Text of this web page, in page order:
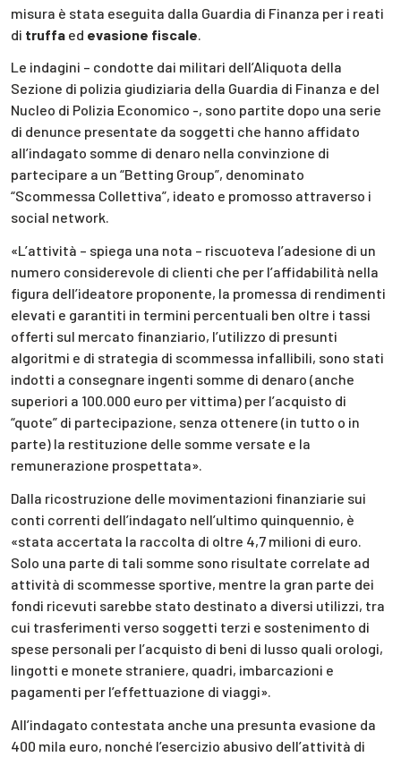
misura è stata eseguita dalla Guardia di Finanza per i reati
di truffa ed evasione fiscale
Le indagini – condotte dai militari dell’Aliquota della
Sezione di polizia giudiziaria della Guardia di Finanza e del
Nucleo di Polizia Economico -, sono partite dopo una serie
di denunce presentate da soggetti che hanno affidato
all’indagato somme di denaro nella convinzione di
partecipare a un “Betting Group”, denominato
“Scommessa Collettiva”, ideato e promosso attraverso i
social network.
«L’attività – spiega una nota – riscuoteva l’adesione di un
numero considerevole di clienti che per l’affidabilità nella
figura dell’ideatore proponente, la promessa di rendimenti
elevati e garantiti in termini percentuali ben oltre i tassi
offerti sul mercato finanziario, l’utilizzo di presunti
algoritmi e di strategia di scommessa infallibili, sono stati
indotti a consegnare ingenti somme di denaro (anche
superiori a 100.000 euro per vittima) per l’acquisto di
“quote” di partecipazione, senza ottenere (in tutto o in
parte) la restituzione delle somme versate e la
remunerazione prospettata».
Dalla ricostruzione delle movimentazioni finanziarie sui
conti correnti dell’indagato nell’ultimo quinquennio, è
«stata accertata la raccolta di oltre 4,7 milioni di euro.
Solo una parte di tali somme sono risultate correlate ad
attività di scommesse sportive, mentre la gran parte dei
fondi ricevuti sarebbe stato destinato a diversi utilizzi, tra
cui trasferimenti verso soggetti terzi e sostenimento di
spese personali per l’acquisto di beni di lusso quali orologi,
lingotti e monete straniere, quadri, imbarcazioni e
pagamenti per l’effettuazione di viaggi».
All’indagato contestata anche una presunta evasione da
400 mila euro, nonché l’esercizio abusivo dell’attività di